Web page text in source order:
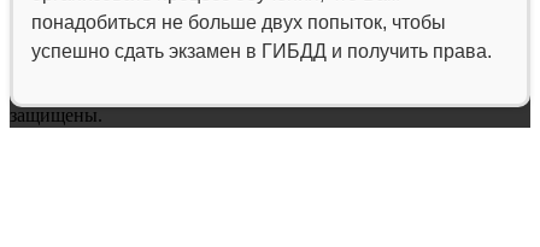
понадобиться не больше двух попыток, чтобы
успешно сдать экзамен в ГИБДД и получить права.
Женская автошкола "ЯПрава"
защищены.